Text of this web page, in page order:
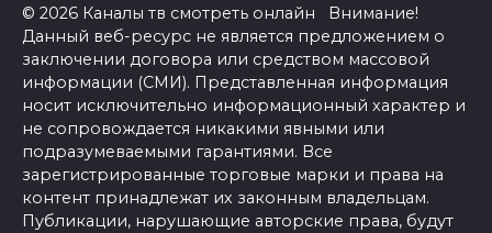
© 2026 Каналы тв смотреть онлайн Внимание!
Данный веб-ресурс не является предложением о
заключении договора или средством массовой
информации (СМИ). Представленная информация
носит исключительно информационный характер и
не сопровождается никакими явными или
подразумеваемыми гарантиями. Все
зарегистрированные торговые марки и права на
контент принадлежат их законным владельцам.
Публикации, нарушающие авторские права, будут